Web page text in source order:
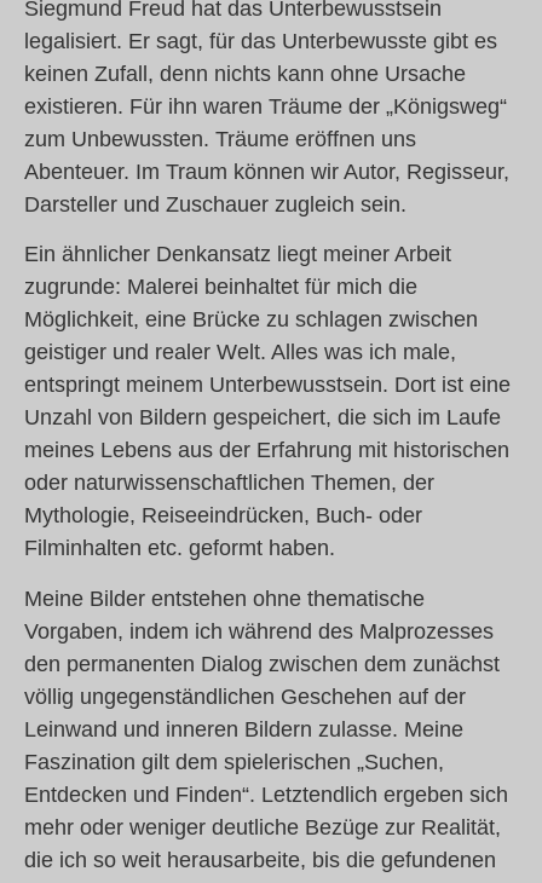
Siegmund Freud hat das Unterbewusstsein
legalisiert. Er sagt, für das Unterbewusste gibt es
keinen Zufall, denn nichts kann ohne Ursache
existieren. Für ihn waren Träume der „Königsweg“
zum Unbewussten. Träume eröffnen uns
Abenteuer. Im Traum können wir Autor, Regisseur,
Darsteller und Zuschauer zugleich sein.
Ein ähnlicher Denkansatz liegt meiner Arbeit
zugrunde: Malerei beinhaltet für mich die
Möglichkeit, eine Brücke zu schlagen zwischen
geistiger und realer Welt. Alles was ich male,
entspringt meinem Unterbewusstsein. Dort ist eine
Unzahl von Bildern gespeichert, die sich im Laufe
meines Lebens aus der Erfahrung mit historischen
oder naturwissenschaftlichen Themen, der
Mythologie, Reiseeindrücken, Buch- oder
Filminhalten etc. geformt haben.
Meine Bilder entstehen ohne thematische
Vorgaben, indem ich während des Malprozesses
den permanenten Dialog zwischen dem zunächst
völlig ungegenständlichen Geschehen auf der
Leinwand und inneren Bildern zulasse. Meine
Faszination gilt dem spielerischen „Suchen,
Entdecken und Finden“. Letztendlich ergeben sich
mehr oder weniger deutliche Bezüge zur Realität,
die ich so weit herausarbeite, bis die gefundenen